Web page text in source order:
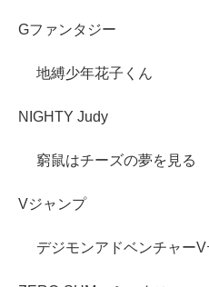
Gファンタジー
地縛少年花子くん
NIGHTY Judy
窮鼠はチーズの夢を見る
Vジャンプ
デジモンアドベンチャー